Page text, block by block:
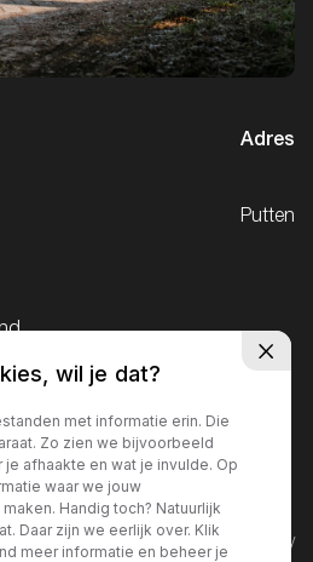
Adres
Putten
09:00-18:00
15:00
Privacy policy
wil je dat?
met informatie erin. Die
Zo zien we bijvoorbeeld
je afhaakte en wat je invulde. Op
waar we jouw
Handig toch? Natuurlijk
Daar zijn we eerlijk over. Klik
meer informatie en beheer je